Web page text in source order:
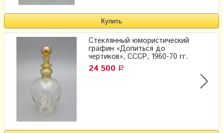
Стеклянный юмористический
графин «Допиться до
чертиков», СССР, 1960-70 гг.
24 500 Р